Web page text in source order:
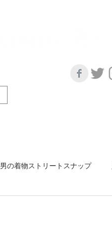
男の着物ストリートスナップ